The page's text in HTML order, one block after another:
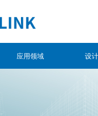
应用领域 设